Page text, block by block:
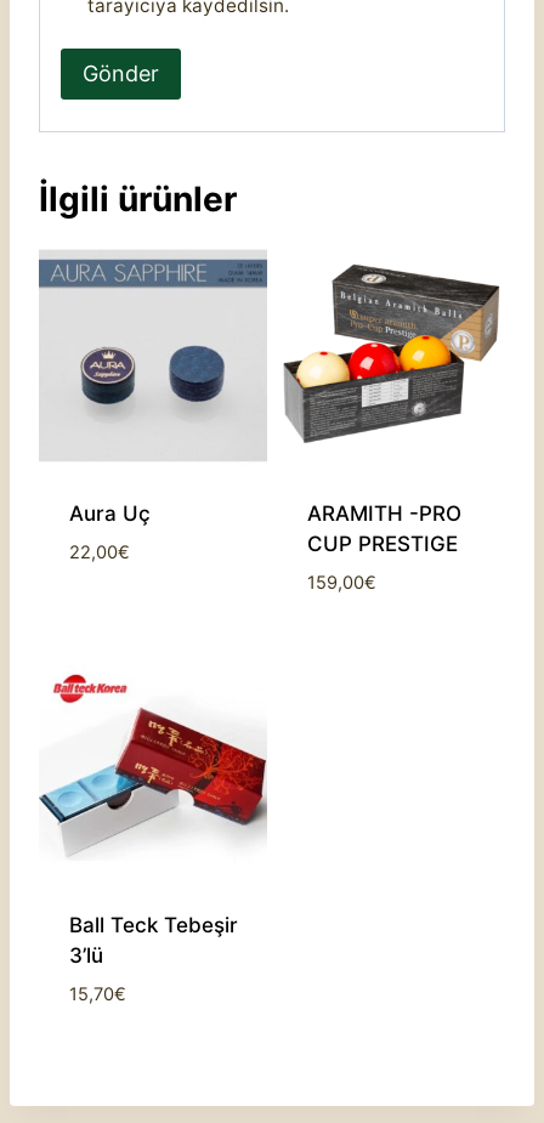
tarayıcıya kaydedilsin.
İlgili ürünler
Aura Uç
22,00€
ARAMITH -PRO
CUP PRESTIGE
159,00€
Ball Teck Tebeşir
3’lü
15,70€